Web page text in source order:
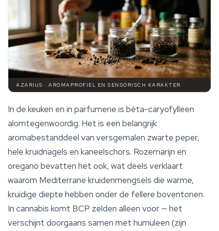
AZARIUS · AROMAPROFIEL EN SENSORISCH KARAKTER
In de keuken en in parfumerie is bèta-caryofylleen
alomtegenwoordig. Het is een belangrijk
aromabestanddeel van versgemalen zwarte peper,
hele kruidnagels en kaneelschors. Rozemarijn en
oregano bevatten het ook, wat deels verklaart
waarom Mediterrane kruidenmengsels die warme,
kruidige diepte hebben onder de fellere boventonen.
In cannabis komt BCP zelden alleen voor — het
verschijnt doorgaans samen met humuleen (zijn